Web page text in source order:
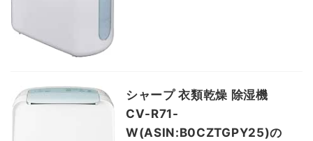
シャープ 衣類乾燥 除湿機
CV-R71-
W(ASIN:B0CZTGPY25)の